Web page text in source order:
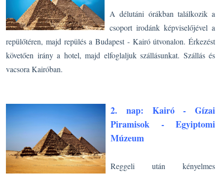
A délutáni órákban találkozik a
csoport irodánk képviselőjével a
repülőtéren, majd repülés a Budapest - Kairó útvonalon. Érkezést
követően irány a hotel, majd elfoglaljuk szállásunkat. Szállás és
vacsora Kairóban.
2. nap: Kairó - Gízai
Piramisok - Egyiptomi
Múzeum
Reggeli után kényelmes